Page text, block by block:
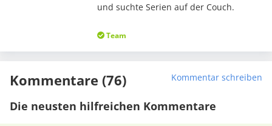
und suchte Serien auf der Couch.
Team
Kommentare (76) Kommentar schreiben
Die neusten hilfreichen Kommentare